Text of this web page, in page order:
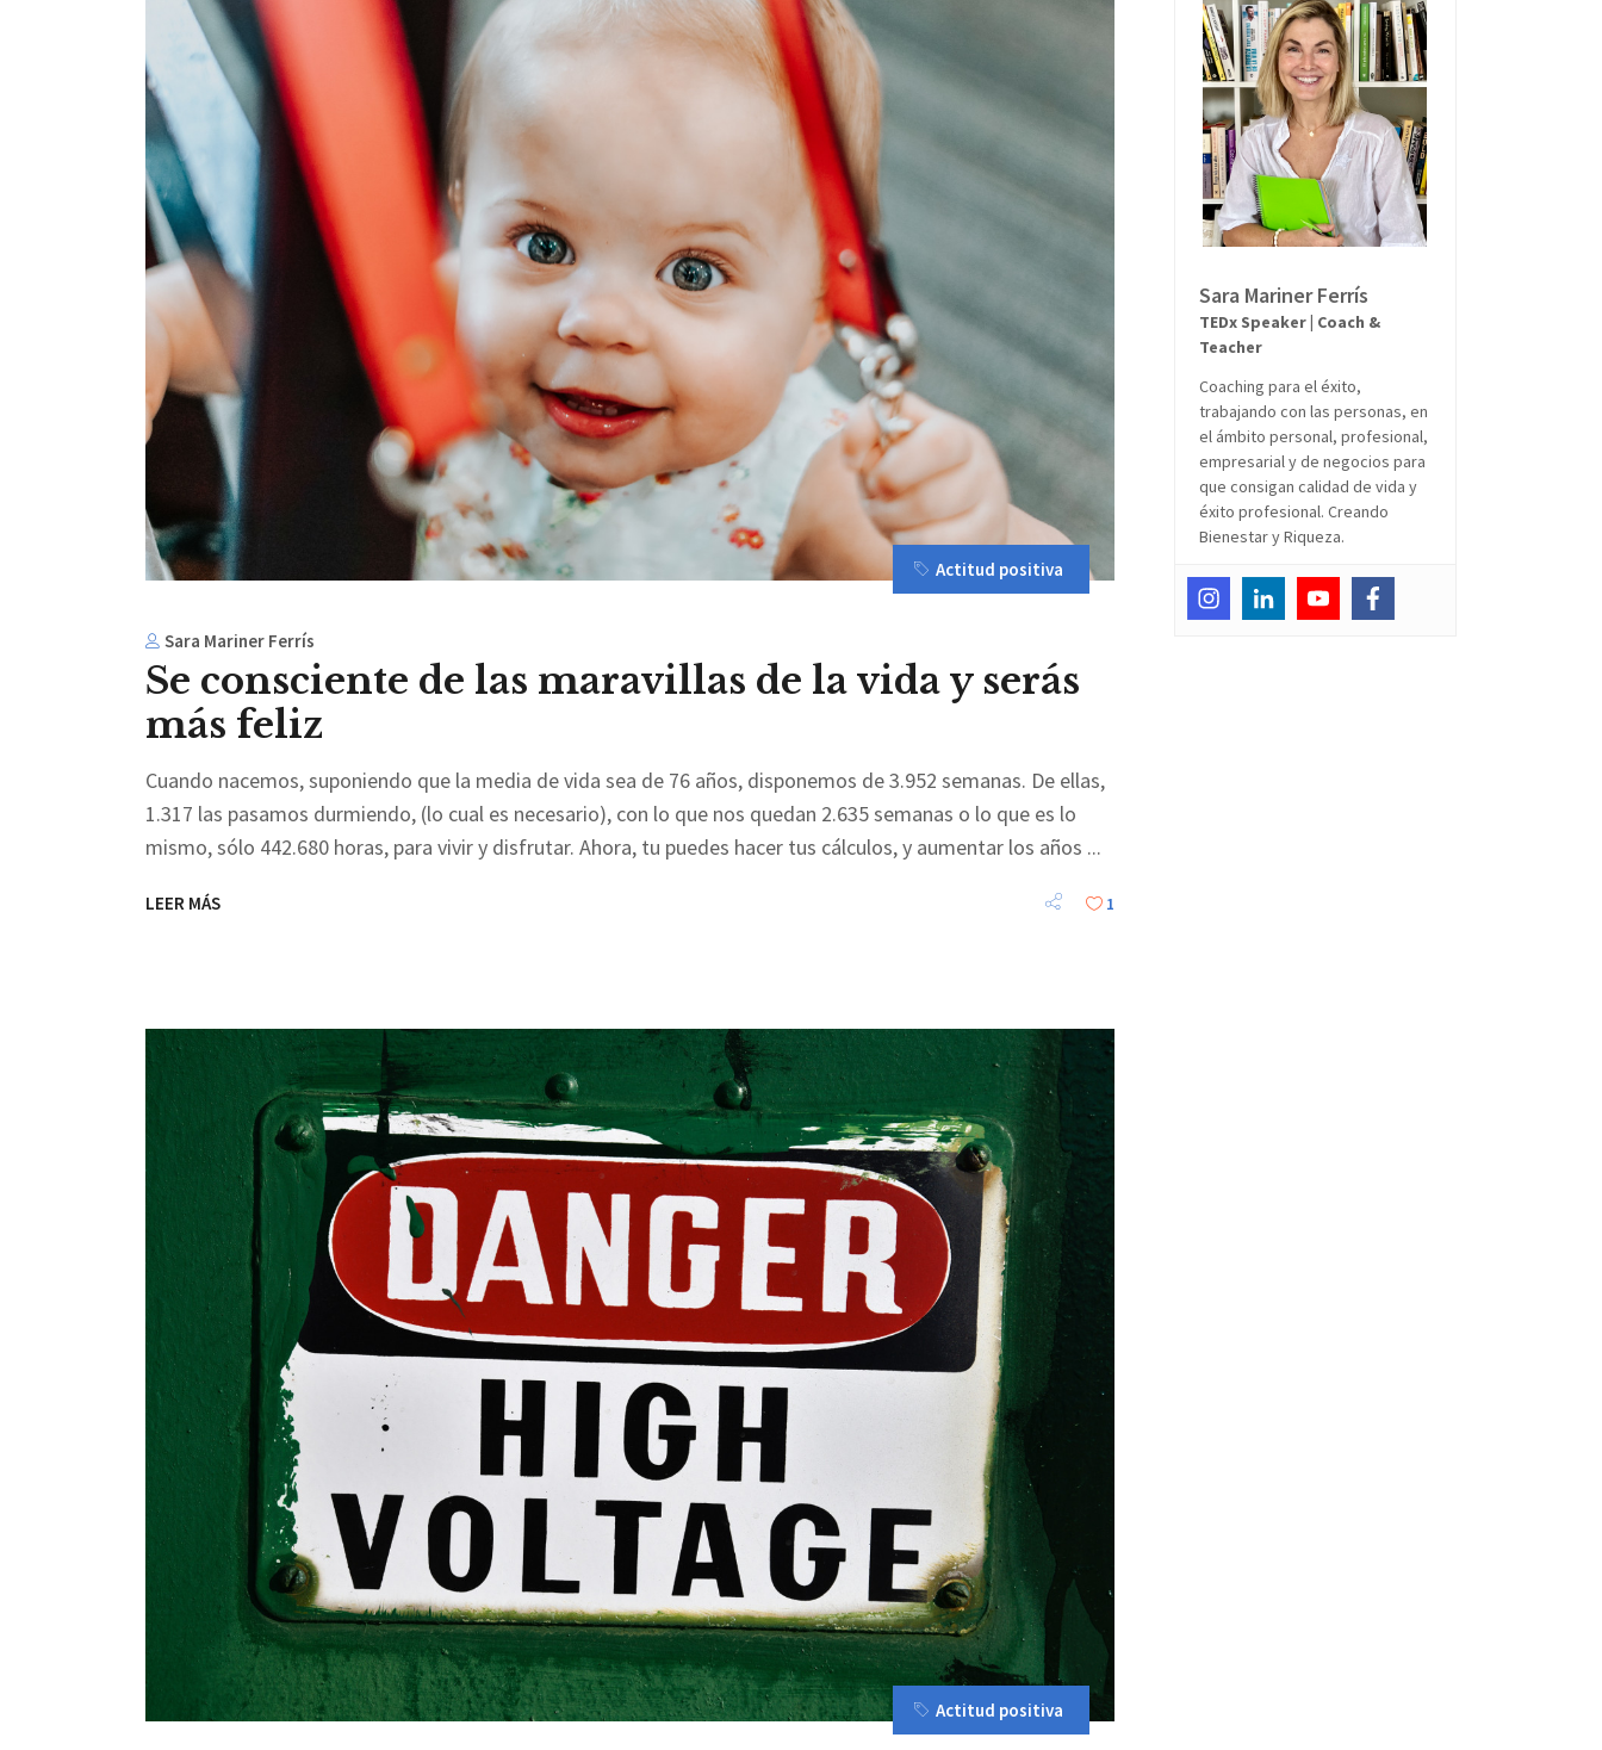
Actitud positiva
Sara Mariner Ferrís
Se consciente de las maravillas de la vida y serás
más feliz
Cuando nacemos, suponiendo que la media de vida sea de 76 años, disponemos de 3.952 semanas. De ellas,
1.317 las pasamos durmiendo, (lo cual es necesario), con lo que nos quedan 2.635 semanas o lo que es lo
mismo, sólo 442.680 horas, para vivir y disfrutar. Ahora, tu puedes hacer tus cálculos, y aumentar los años
LEER MÁS 1
Actitud positiva
Sara Mariner Ferrís
TEDx Speaker | Coach &
Teacher
Coaching para el éxito,
trabajando con las personas, en
el ámbito personal, profesional,
empresarial y de negocios para
que consigan calidad de vida y
éxito profesional. Creando
Bienestar y Riqueza.